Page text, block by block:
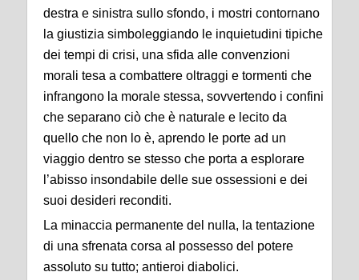
destra e sinistra sullo sfondo, i mostri contornano
la giustizia simboleggiando le inquietudini tipiche
dei tempi di crisi, una sfida alle convenzioni
morali tesa a combattere oltraggi e tormenti che
infrangono la morale stessa, sovvertendo i confini
che separano ciò che è naturale e lecito da
quello che non lo è, aprendo le porte ad un
viaggio dentro se stesso che porta a esplorare
l’abisso insondabile delle sue ossessioni e dei
suoi desideri reconditi.
La minaccia permanente del nulla, la tentazione
di una sfrenata corsa al possesso del potere
assoluto su tutto; antieroi diabolici.